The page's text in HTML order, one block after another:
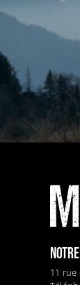
11 rue